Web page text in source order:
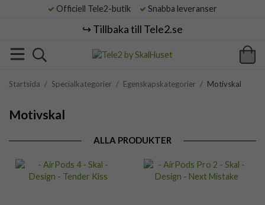
Officiell Tele2-butik Snabba leveranser
↪️ Tillbaka till Tele2.se
Startsida / Specialkategorier / Egenskapskategorier / Motivskal
Motivskal
ALLA PRODUKTER